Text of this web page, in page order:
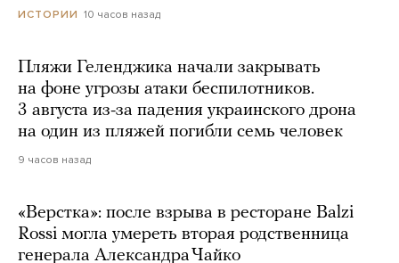
ИСТОРИИ 10 часов назад
Пляжи Геленджика начали закрывать
на фоне угрозы атаки беспилотников.
3 августа из-за падения украинского дрона
на один из пляжей погибли семь человек
9 часов назад
«Верстка»: после взрыва в ресторане Balzi
Rossi могла умереть вторая родственница
генерала Александра Чайко